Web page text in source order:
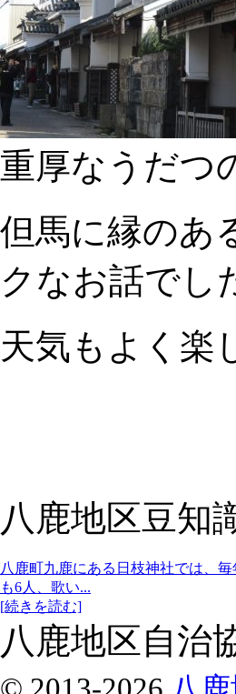
重厚なうだつ
但馬に縁のあ
クなお話でし
天気もよく楽
八鹿地区豆知
八鹿町九鹿にある日枝神社では、
も6人、歌い...
[続きを読む]
八鹿地区自治